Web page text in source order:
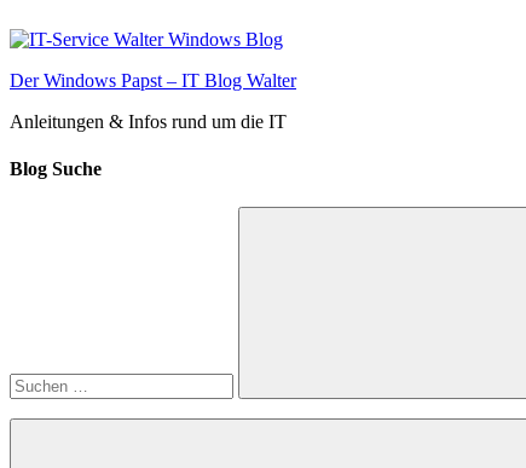
Inhalt
Der Windows Papst – IT Blog Walter
Anleitungen & Infos rund um die IT
Blog Suche
Suchen